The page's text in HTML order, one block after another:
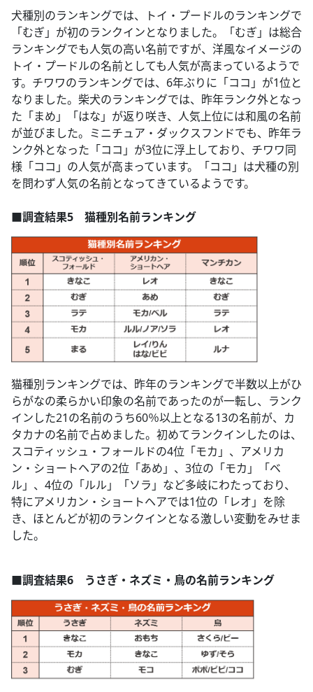
犬種別のランキングでは、トイ・プードルのランキングで
「むぎ」が初のランクインとなりました。「むぎ」は総合
ランキングでも人気の高い名前ですが、洋風なイメージの
トイ・プードルの名前としても人気が高まっているようで
す。チワワのランキングでは、6年ぶりに「ココ」が1位と
なりました。柴犬のランキングでは、昨年ランク外となっ
た「まめ」「はな」が返り咲き、人気上位には和風の名前
が並びました。ミニチュア・ダックスフンドでも、昨年ラ
ンク外となった「ココ」が3位に浮上しており、チワワ同
様「ココ」の人気が高まっています。「ココ」は犬種の別
を問わず人気の名前となってきているようです。
■調査結果5 猫種別名前ランキング
猫種別ランキングでは、昨年のランキングで半数以上がひ
らがなの柔らかい印象の名前であったのが一転し、ランク
インした21の名前のうち60％以上となる13の名前が、カ
タカナの名前で占めました。初めてランクインしたのは、
スコティッシュ・フォールドの4位「モカ」、アメリカ
ン・ショートヘアの2位「あめ」、3位の「モカ」「ベ
ル」、4位の「ルル」「ソラ」など多岐にわたっており、
特にアメリカン・ショートヘアでは1位の「レオ」を除
き、ほとんどが初のランクインとなる激しい変動をみせま
した。
■調査結果6 うさぎ・ネズミ・鳥の名前ランキング